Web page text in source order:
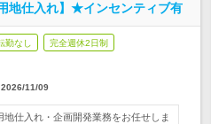
地仕入れ】★インセンティブ有
勤なし 完全週休2日制
2026/11/09
仕入れ・企画開発業務をお任せしま